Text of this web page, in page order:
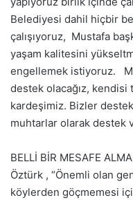
Belediyesi dahil hiçbir
çalışıyoruz, Mustafa
yaşam kalitesini
engellemek istiyoruz.
destek olacağız, kendisi
kardeşimiz. Bizler
muhtarlar olarak destek
BELLİ BİR MESAFE
Öztürk , “Önemli olan
köylerden göçmemesi